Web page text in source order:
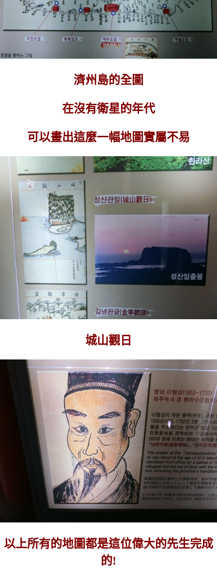
濟州島的全圖
在沒有衛星的年代
可以畫出這麼一幅地圖實屬不易
城山觀日
以上所有的地圖都是這位偉大的先生完成
的!